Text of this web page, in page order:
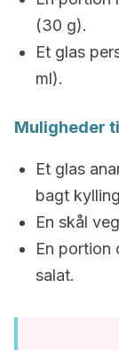
(30 g).
Et glas
ml).
Muligheder
Et glas
bagt
En skål
En portion
salat.